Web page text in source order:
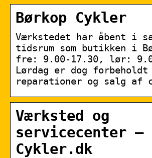
Børkop Cykler
Værkstedet har åbent i
tidsrum som butikken i
fre: 9.00-17.30, lør:
Lørdag er dog forbeholdt
reparationer og salg af
Værksted og
servicecenter –
Cykler.dk